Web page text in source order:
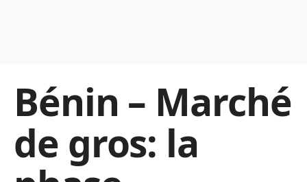
Bénin – Marché
de gros: la